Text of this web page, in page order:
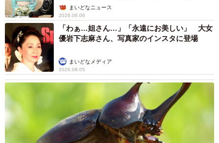
屋】まいどなニュース
2026.08.06
「わぁ…姐さん…」「永遠にお美しい」 大女
優岩下志麻さん、写真家のインスタに登場
まいどなメディア
2026.08.05